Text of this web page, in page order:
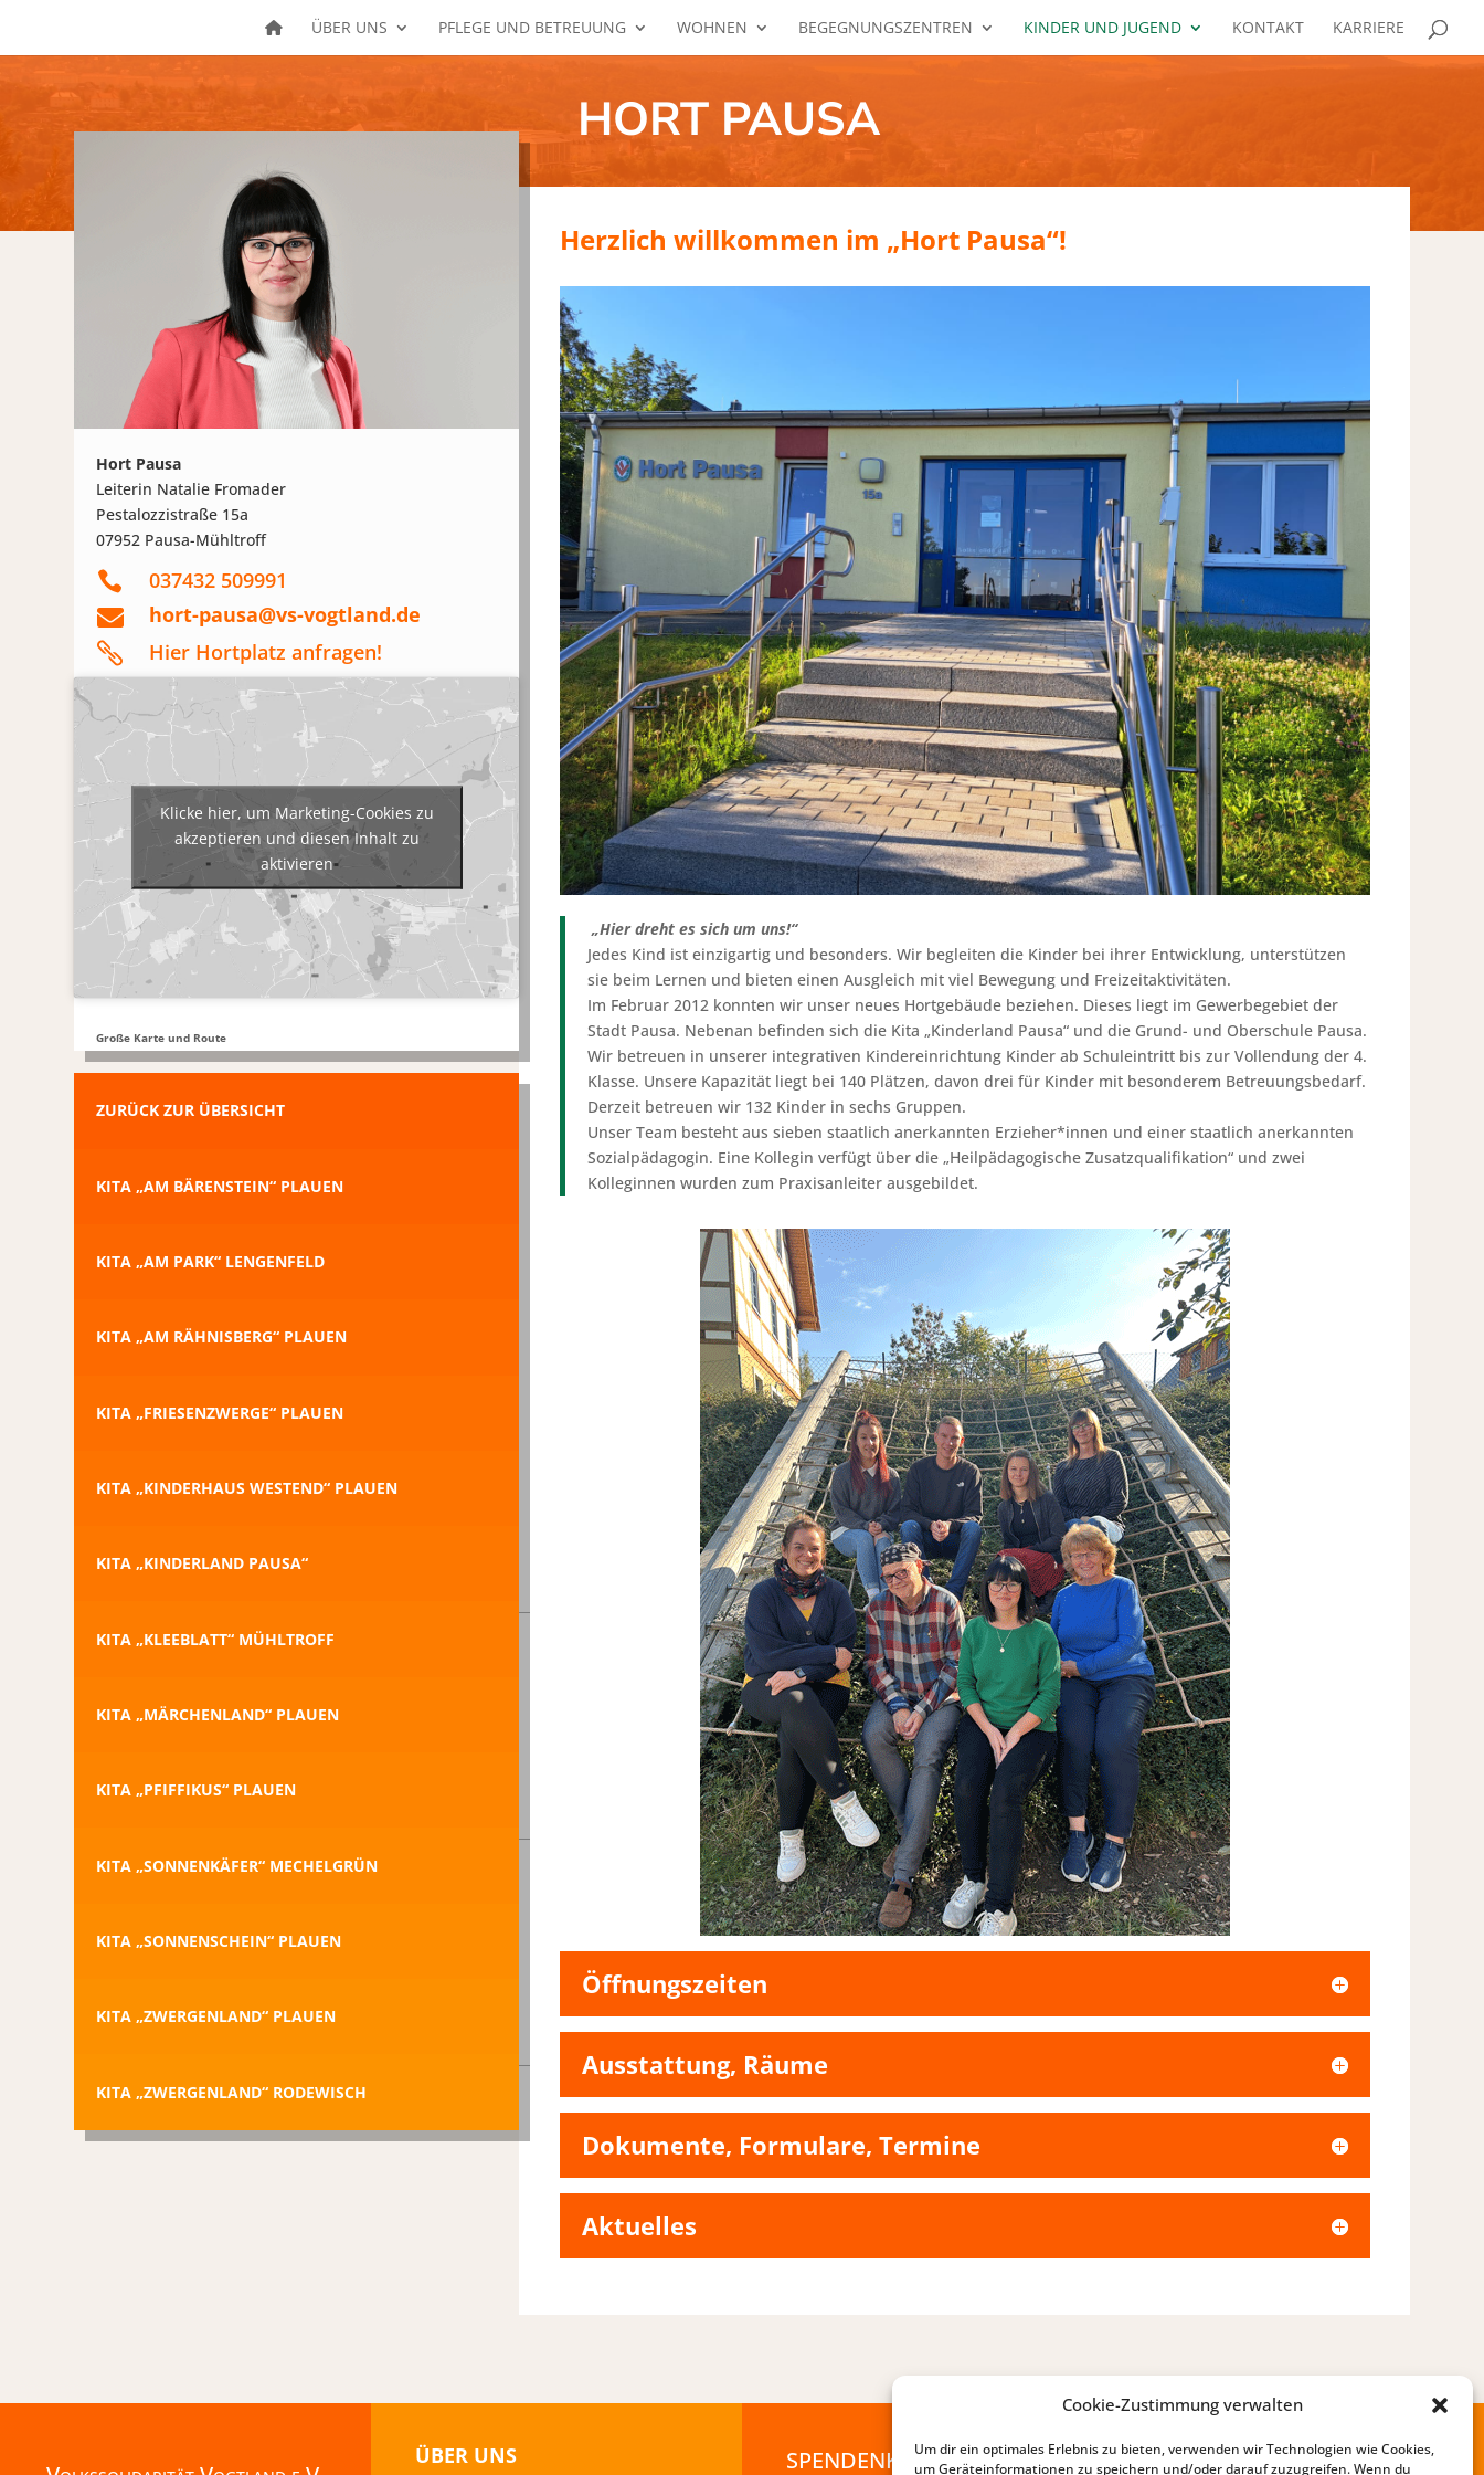
Cookie-Zustimmung verwalten
Um dir ein optimales Erlebnis zu bieten, verwenden wir Technologien wie Cookies,
um Geräteinformationen zu speichern und/oder darauf zuzugreifen. Wenn du
ÜBER UNS PFLEGE UND BETREUUNG WOHNEN BEGEGNUNGSZENTREN KINDER UND JUGEND KONTAKT KARRIERE
HORT PAUSA
Hort Pausa
Leiterin Natalie Fromader
Pestalozzistraße 15a
07952 Pausa-Mühltroff

037432 509991

hort-pausa@vs-vogtland.de
 Hier Hortplatz anfragen!
Klicke hier, um Marketing-Cookies zu
akzeptieren und diesen Inhalt zu
aktivieren
Große Karte und Route
ZURÜCK ZUR ÜBERSICHT
KITA „AM BÄRENSTEIN“ PLAUEN
KITA „AM PARK“ LENGENFELD
KITA „AM RÄHNISBERG“ PLAUEN
KITA „FRIESENZWERGE“ PLAUEN
KITA „KINDERHAUS WESTEND“ PLAUEN
KITA „KINDERLAND PAUSA“
KITA „KLEEBLATT“ MÜHLTROFF
KITA „MÄRCHENLAND“ PLAUEN
KITA „PFIFFIKUS“ PLAUEN
KITA „SONNENKÄFER“ MECHELGRÜN
KITA „SONNENSCHEIN“ PLAUEN
KITA „ZWERGENLAND“ PLAUEN
KITA „ZWERGENLAND“ RODEWISCH
Herzlich willkommen im „Hort Pausa“!
„Hier dreht es sich um uns!“
Jedes Kind ist einzigartig und besonders. Wir begleiten die Kinder bei ihrer Entwicklung, unterstützen
sie beim Lernen und bieten einen Ausgleich mit viel Bewegung und Freizeitaktivitäten.
Im Februar 2012 konnten wir unser neues Hortgebäude beziehen. Dieses liegt im Gewerbegebiet der
Stadt Pausa. Nebenan befinden sich die Kita „Kinderland Pausa“ und die Grund- und Oberschule Pausa.
Wir betreuen in unserer integrativen Kindereinrichtung Kinder ab Schuleintritt bis zur Vollendung der 4.
Klasse. Unsere Kapazität liegt bei 140 Plätzen, davon drei für Kinder mit besonderem Betreuungsbedarf.
Derzeit betreuen wir 132 Kinder in sechs Gruppen.
Unser Team besteht aus sieben staatlich anerkannten Erzieher*innen und einer staatlich anerkannten
Sozialpädagogin. Eine Kollegin verfügt über die „Heilpädagogische Zusatzqualifikation“ und zwei
Kolleginnen wurden zum Praxisanleiter ausgebildet.
Öffnungszeiten
Ausstattung, Räume
Dokumente, Formulare, Termine
Aktuelles
ÜBER UNS
SPENDENKONTO